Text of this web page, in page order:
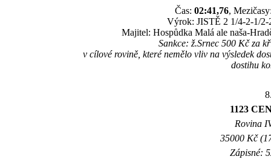
Čas: 02:41,76,
Výrok: JISTĚ 2 1/4-2-1/
Majitel: Hospůdka Malá ale naša-
Sankce: ž.Srnec 500 Kč za
v cílové rovině, které nemělo vliv na výsledek
dostihu
1123
Rovina
35000 Kč
Zápisné: